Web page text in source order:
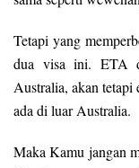
Tetapi yang
dua visa ini. ETA
Australia, akan
ada di luar Australia.
Maka Kamu jangan